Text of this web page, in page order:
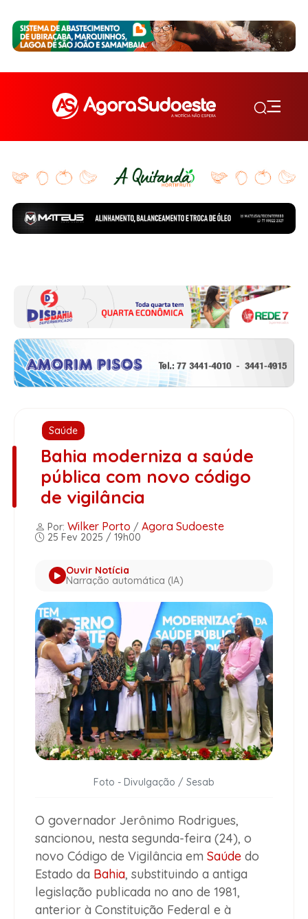
Saúde
Bahia moderniza a saúde
pública com novo código
de vigilância
Por: Wilker Porto / Agora Sudoeste
25 Fev 2025 / 19h00
Ouvir Notícia
Narração automática (IA)
Foto - Divulgação / Sesab
O governador Jerônimo Rodrigues,
sancionou, nesta segunda-feira (24), o
novo Código de Vigilância em Saúde do
Estado da Bahia, substituindo a antiga
legislação publicada no ano de 1981,
anterior à Constituição Federal e à